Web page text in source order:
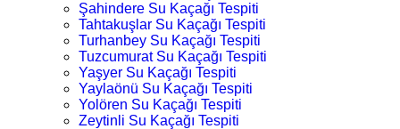
Şahindere Su Kaçağı Tespiti
Tahtakuşlar Su Kaçağı Tespiti
Turhanbey Su Kaçağı Tespiti
Tuzcumurat Su Kaçağı Tespiti
Yaşyer Su Kaçağı Tespiti
Yaylaönü Su Kaçağı Tespiti
Yolören Su Kaçağı Tespiti
Zeytinli Su Kaçağı Tespiti